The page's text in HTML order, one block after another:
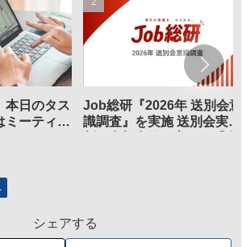
本日のタス
ミーティン
Job総研『2026年 送別会意
識調査』を実施 送別会実施
シェアする